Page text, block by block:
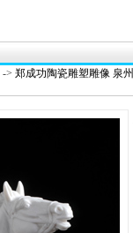
-> 郑成功陶瓷雕塑雕像 泉